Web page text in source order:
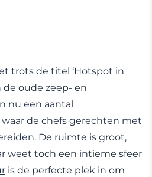
trots de titel ‘Hotspot in
de oude zeep- en
nu een aantal
de chefs gerechten met
De ruimte is groot,
weet toch een intieme sfeer
is de perfecte plek in om